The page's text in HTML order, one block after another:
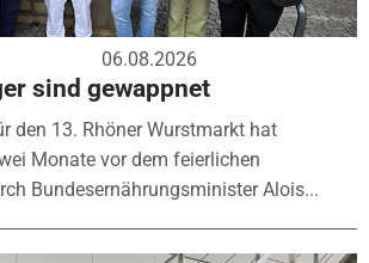
06.08.2026
sind gewappnet
den 13. Rhöner Wurstmarkt hat
Monate vor dem feierlichen
Bundesernährungsminister Alois...